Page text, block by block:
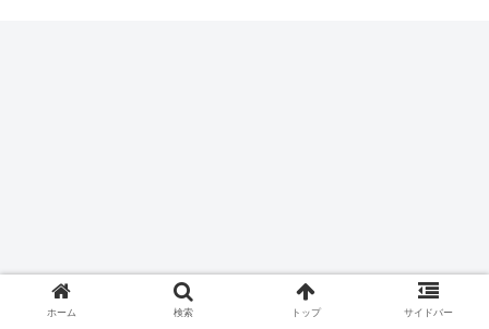
ホーム 検索 トップ サイドバー